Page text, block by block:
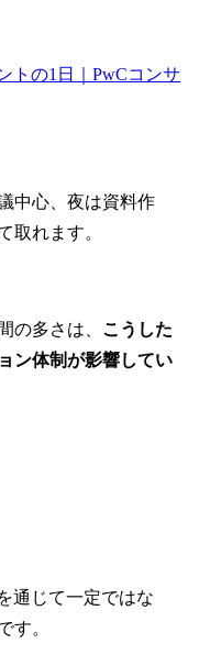
トの1日｜PwCコンサ
中心、夜は資料作
取れます。
の多さは、 こうした
ン体制が影響してい
通じて一定ではな
す。